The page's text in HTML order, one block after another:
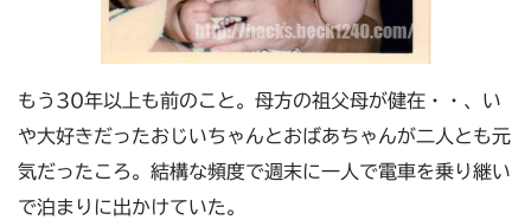
もう30年以上も前のこと。母方の祖父母が健在・・、い
や大好きだったおじいちゃんとおばあちゃんが二人とも元
気だったころ。結構な頻度で週末に一人で電車を乗り継い
で泊まりに出かけていた。